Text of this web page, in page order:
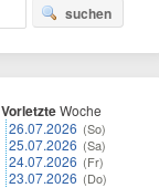
suchen
VorletzteWoche
26.07.2026 (So)
25.07.2026 (Sa)
24.07.2026 (Fr)
23.07.2026 (Do)